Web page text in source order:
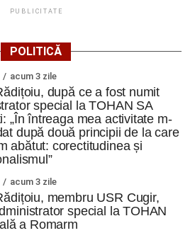
PUBLICITATE
POLITICĂ
acum 3 zile
după ce a fost numit
special la TOHAN SA
„În întreaga mea activitate m-
după două principii de la care
abătut: corectitudinea și
acum 3 zile
membru USR Cugir,
special la TOHAN
a Romarm